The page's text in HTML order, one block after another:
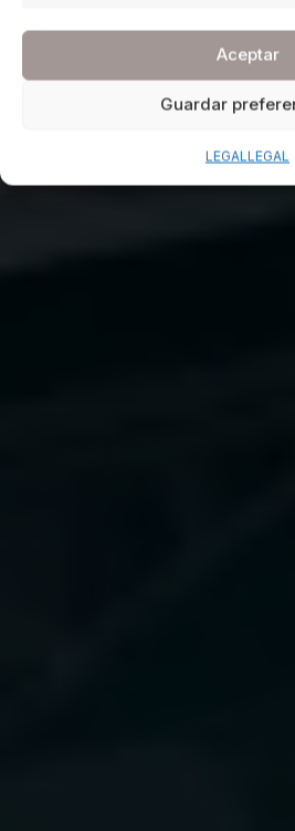
Aceptar
Guardar
LEGALLEGAL